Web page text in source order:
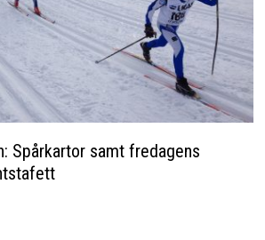
Spårkartor samt fredagens